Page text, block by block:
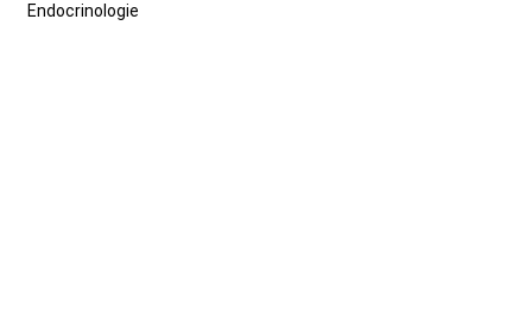
Endocrinologie